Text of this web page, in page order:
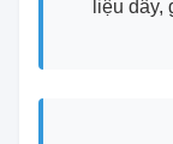
liệu dây,